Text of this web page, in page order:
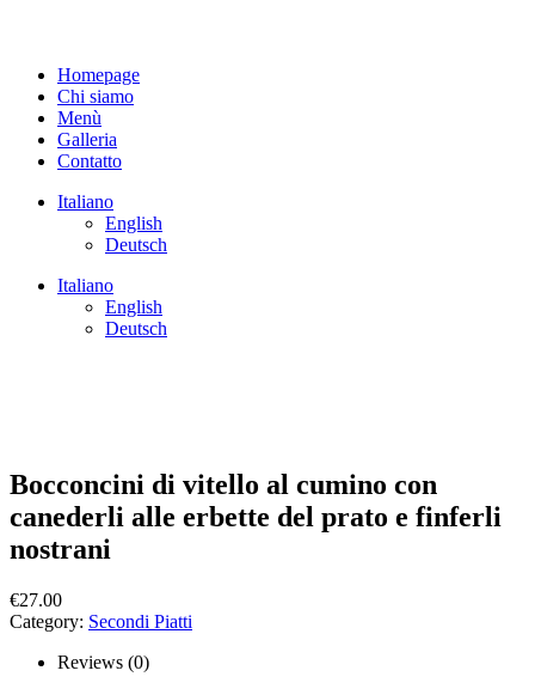
Homepage
Chi siamo
Menù
Galleria
Contatto
Italiano
English
Deutsch
Italiano
English
Deutsch
Bocconcini di vitello al cumino con
canederli alle erbette del prato e finferli
nostrani
€27.00
Category: Secondi Piatti
Reviews (0)